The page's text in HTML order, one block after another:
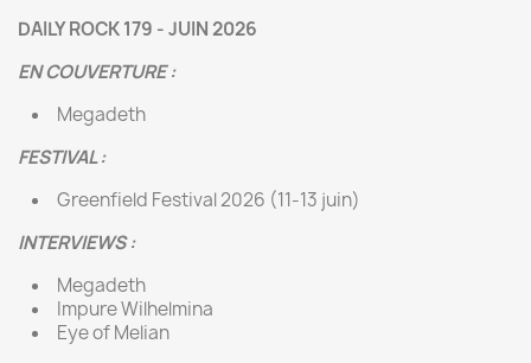
DAILY ROCK 179 - JUIN 2026
EN COUVERTURE :
Megadeth
FESTIVAL :
Greenfield Festival 2026 (11-13 juin)
INTERVIEWS :
Megadeth
Impure Wilhelmina
Eye of Melian